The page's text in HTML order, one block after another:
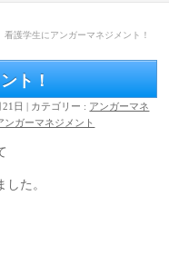
看護学生にアンガーマネジメント！
ト！
日 カテゴリー : アンガーマネ
ンガーマネジメント
た。